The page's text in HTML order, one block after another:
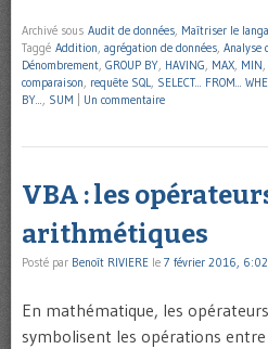
Archivé sous Audit de données, Maîtriser le
Taggé Addition, agrégation de données, Analyse
Dénombrement, GROUP BY, HAVING, MAX, MIN,
comparaison, requête SQL, SELECT... FROM...
BY..., SUM Un commentaire
VBA : les
arithmétiques
Posté par Benoît RIVIERE le 7 février 2016,
En mathématique, les
symbolisent les opérations